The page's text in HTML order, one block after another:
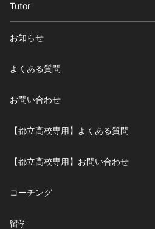
Tutor
お知らせ
よくある質問
お問い合わせ
【都立高校専用】よくある質問
【都立高校専用】お問い合わせ
コーチング
留学